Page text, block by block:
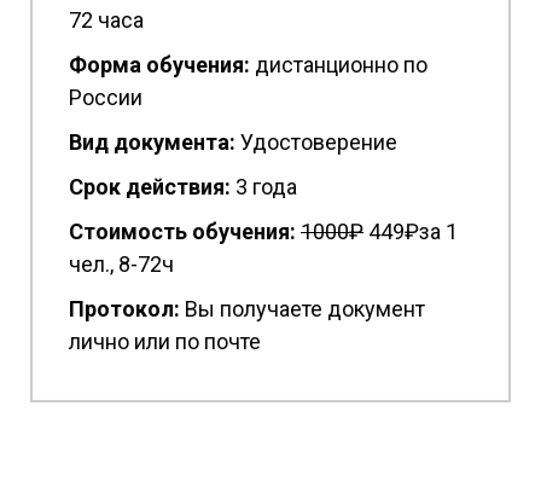
72 часа
Форма обучения: дистанционно по
России
Вид документа: Удостоверение
Срок действия: 3 года
Стоимость обучения: 1000₽ 449₽за 1
чел., 8-72ч
Протокол: Вы получаете документ
лично или по почте